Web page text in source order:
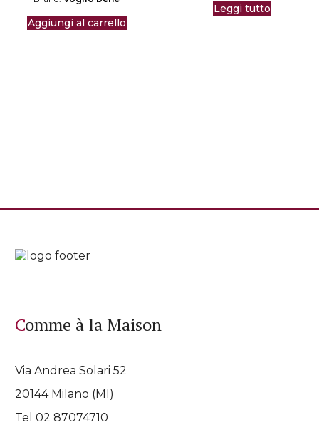
Aggiungi al carrello
era:
Leggi tutto
Comme à la Maison
Via Andrea Solari 52
20144 Milano (MI)
Tel 02 87074710